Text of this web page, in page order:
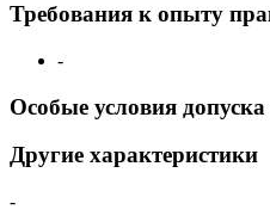
Требования к опыту
-
Особые условия допуска
Другие характеристики
-